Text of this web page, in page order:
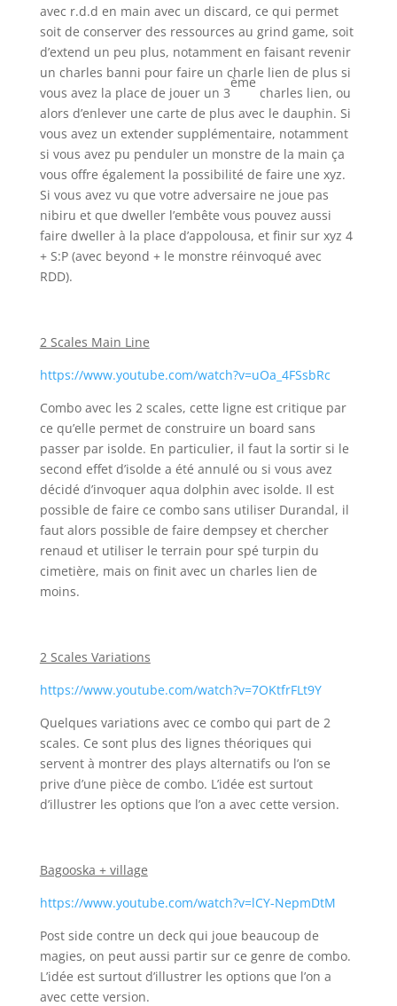
avec r.d.d en main avec un discard, ce qui permet
soit de conserver des ressources au grind game, soit
d’extend un peu plus, notamment en faisant revenir
un charles banni pour faire un charle lien de plus si
vous avez la place de jouer un 3
ème
charles lien, ou
alors d’enlever une carte de plus avec le dauphin. Si
vous avez un extender supplémentaire, notamment
si vous avez pu penduler un monstre de la main ça
vous offre également la possibilité de faire une xyz.
Si vous avez vu que votre adversaire ne joue pas
nibiru et que dweller l’embête vous pouvez aussi
faire dweller à la place d’appolousa, et finir sur xyz 4
+ S:P (avec beyond + le monstre réinvoqué avec
RDD).
2 Scales Main Line
https://www.youtube.com/watch?v=uOa_4FSsbRc
Combo avec les 2 scales, cette ligne est critique par
ce qu’elle permet de construire un board sans
passer par isolde. En particulier, il faut la sortir si le
second effet d’isolde a été annulé ou si vous avez
décidé d’invoquer aqua dolphin avec isolde. Il est
possible de faire ce combo sans utiliser Durandal, il
faut alors possible de faire dempsey et chercher
renaud et utiliser le terrain pour spé turpin du
cimetière, mais on finit avec un charles lien de
moins.
2 Scales Variations
https://www.youtube.com/watch?v=7OKtfrFLt9Y
Quelques variations avec ce combo qui part de 2
scales. Ce sont plus des lignes théoriques qui
servent à montrer des plays alternatifs ou l’on se
prive d’une pièce de combo. L’idée est surtout
d’illustrer les options que l’on a avec cette version.
Bagooska + village
https://www.youtube.com/watch?v=lCY-NepmDtM
Post side contre un deck qui joue beaucoup de
magies, on peut aussi partir sur ce genre de combo.
L’idée est surtout d’illustrer les options que l’on a
avec cette version.